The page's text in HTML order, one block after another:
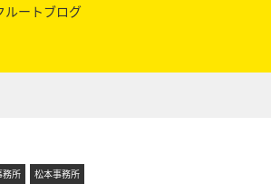
ルートブログ
務所 松本事務所